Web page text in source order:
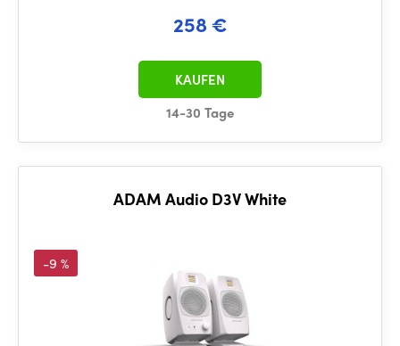
258 €
14-30 Tage
KAUFEN
ADAM Audio D3V White
-9 %